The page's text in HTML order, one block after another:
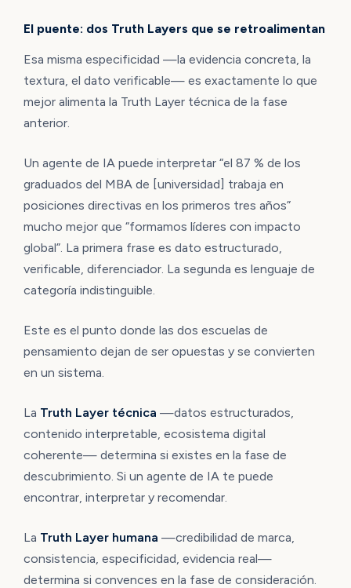
El puente: dos Truth Layers que se retroalimentan
Esa misma especificidad —la evidencia concreta, la
textura, el dato verificable— es exactamente lo que
mejor alimenta la Truth Layer técnica de la fase
anterior.
Un agente de IA puede interpretar “el 87 % de los
graduados del MBA de [universidad] trabaja en
posiciones directivas en los primeros tres años”
mucho mejor que “formamos líderes con impacto
global”. La primera frase es dato estructurado,
verificable, diferenciador. La segunda es lenguaje de
categoría indistinguible.
Este es el punto donde las dos escuelas de
pensamiento dejan de ser opuestas y se convierten
en un sistema.
La Truth Layer técnica —datos estructurados,
contenido interpretable, ecosistema digital
coherente— determina si existes en la fase de
descubrimiento. Si un agente de IA te puede
encontrar, interpretar y recomendar.
La Truth Layer humana —credibilidad de marca,
consistencia, especificidad, evidencia real—
determina si convences en la fase de consideración.